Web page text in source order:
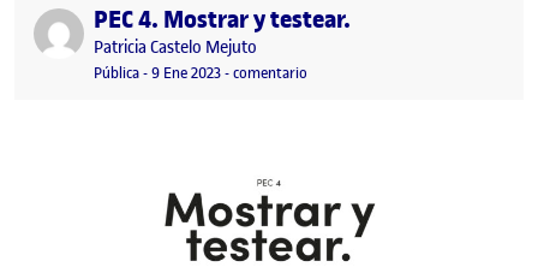
Publicado porPEC 4. Mostrar y testear.
Publicado por
Patricia Castelo Mejuto
Visibilidad:
Pública-Fecha de publicación
9 Ene 20239 enero, 2023 10:06 pm
-comentario